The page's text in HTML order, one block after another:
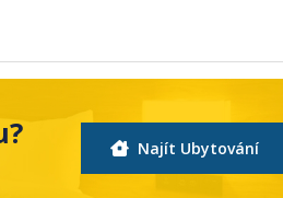
Najít Ubytování